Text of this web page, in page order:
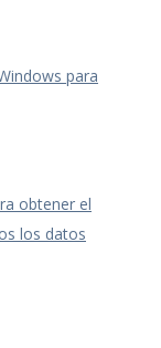
para
obtener el
los datos